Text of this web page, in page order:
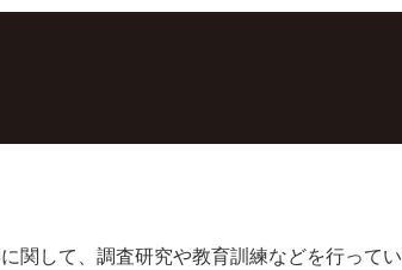
関して、調査研究や教育訓練などを行ってい